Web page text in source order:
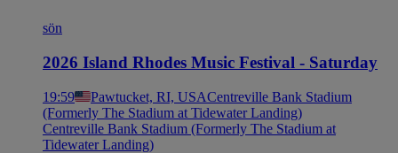
sön
2026 Island Rhodes Music Festival - Saturday
19:59 Pawtucket, RI, USACentreville Bank Stadium
(Formerly The Stadium at Tidewater Landing)
Centreville Bank Stadium (Formerly The Stadium at
Tidewater Landing)